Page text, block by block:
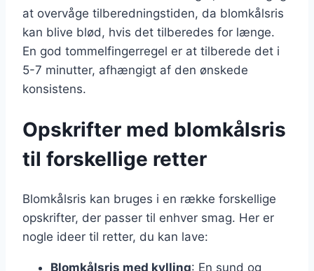
at overvåge tilberedningstiden, da blomkålsris
kan blive blød, hvis det tilberedes for længe.
En god tommelfingerregel er at tilberede det i
5-7 minutter, afhængigt af den ønskede
konsistens.
Opskrifter med blomkålsris
til forskellige retter
Blomkålsris kan bruges i en række forskellige
opskrifter, der passer til enhver smag. Her er
nogle ideer til retter, du kan lave:
Blomkålsris med kylling: En sund og